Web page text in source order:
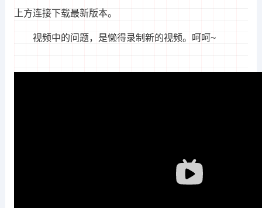
上方连接下载最新版本。
视频中的问题，是懒得录制新的视频。呵呵~